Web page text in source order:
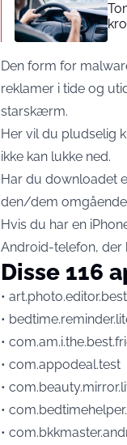
Den form for
reklamer i tide og
starskærm.
Her vil du pludselig
ikke kan lukke ned.
Har du downloadet
den/dem
Hvis du har en
Android-telefon, der
Disse 116
•
•
•
• com.appodeal.test
•
•
•